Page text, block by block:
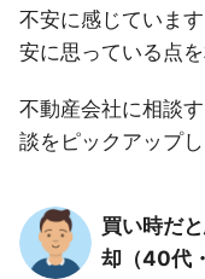
不安に感じていま
安に思っている点
不動産会社に相談
談をピックアップし
買い時だ
却（40代